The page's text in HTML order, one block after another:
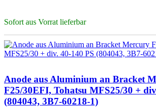
Sofort aus Vorrat lieferbar
Anode aus Aluminium an Bracket
F25/30EFI, Tohatsu MFS25/30 +
(804043, 3B7-60218-1)